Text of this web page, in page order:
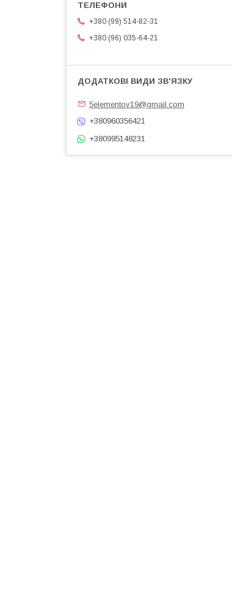
+380 (99) 514-82-31
+380 (96) 035-64-21
5elementov19@gmail.com
+380960356421
+380995148231